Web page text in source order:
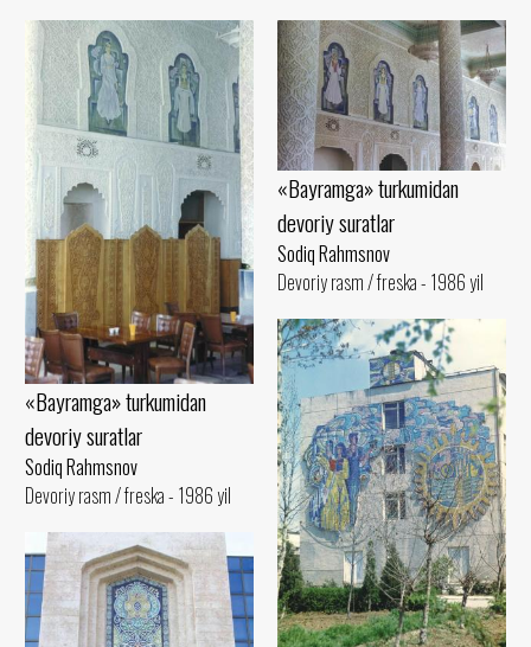
«Bayramga» turkumidan
devoriy suratlar
Sodiq Rahmsnov
Devoriy rasm / freska - 1986 yil
«Bayramga» turkumidan
devoriy suratlar
Sodiq Rahmsnov
Devoriy rasm / freska - 1986 yil